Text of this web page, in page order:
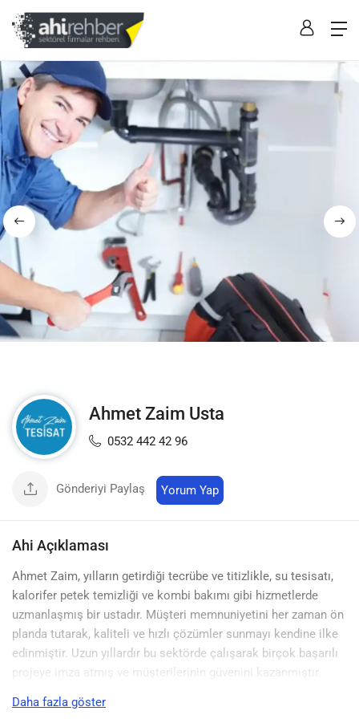
Ahmet Zaim Usta
0532 442 42 96
Gönderiyi Paylaş Yorum Yap
Ahi Açıklaması
Ahmet Zaim, yılların getirdiği tecrübe ve titizlikle, su tesisatı,
kalorifer petek temizliği ve kombi bakımı gibi hizmetlerde
uzmanlaşmış bir ustadır. Müşteri memnuniyetini her zaman ön
planda tutarak, kaliteli ve hızlı çözümler sunmayı kendine ilke
edinmiştir. Uzun yıllardır bu sektörde çalışarak birçok başarılı
projeye imza atmış ve müşterilerinin güvenini kazanmıştır.
Ahmet Zaim, her biri kendi alanında önemli detaylar içeren
Daha fazla göster